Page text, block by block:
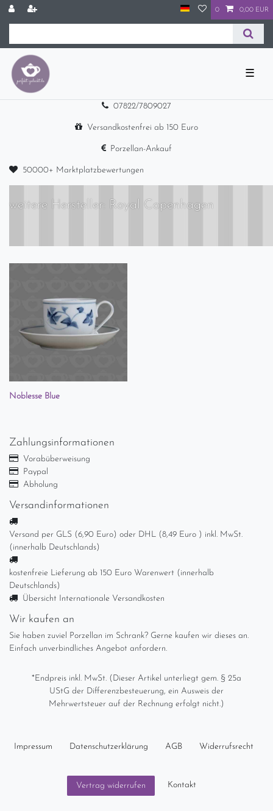
0 0,00 EUR
☰
07822/7809027
Versandkostenfrei ab 150 Euro
Porzellan-Ankauf
50000+ Marktplatzbewertungen
weitere Hersteller: Royal Copenhagen
Noblesse Blue
Zahlungsinformationen
Vorabüberweisung
Paypal
Abholung
Versandinformationen
Versand per GLS (6,90 Euro) oder DHL (8,49 Euro ) inkl. MwSt.
(innerhalb Deutschlands)
kostenfreie Lieferung ab 150 Euro Warenwert (innerhalb
Deutschlands)
Übersicht Internationale Versandkosten
Wir kaufen an
Sie haben zuviel Porzellan im Schrank? Gerne kaufen wir dieses an.
Einfach unverbindliches Angebot anfordern.
*Endpreis inkl. MwSt. (Dieser Artikel unterliegt gem. § 25a
UStG der Differenzbesteuerung, ein Ausweis der
Mehrwertsteuer auf der Rechnung erfolgt nicht.)
Impressum Daten­schutz­erklärung AGB Widerrufs­recht
Vertrag widerrufen Kontakt